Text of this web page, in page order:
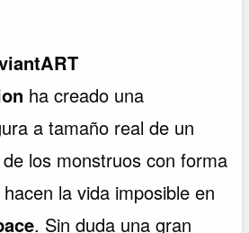
ha creado una
a tamaño real de un
los monstruos con forma
la vida imposible en
. Sin duda una gran